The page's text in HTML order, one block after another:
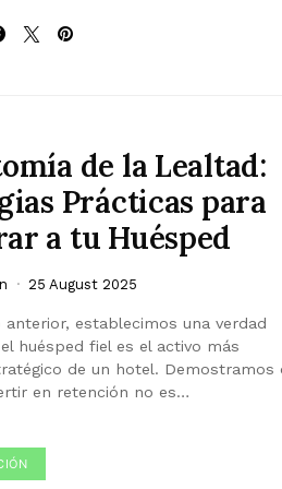
de la Lealtad:
Prácticas para
a tu Huésped
25 August 2025
establecimos una verdad
huésped fiel es el activo más
de un hotel. Demostramos
en retención no es…